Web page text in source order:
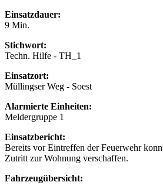
Einsatzdauer:
9 Min.
Stichwort:
Techn. Hilfe - TH_1
Einsatzort:
Müllingser Weg - Soest
Alarmierte Einheiten:
Meldergruppe 1
Einsatzbericht:
Bereits vor Eintreffen der Feuerwehr
Zutritt zur Wohnung verschaffen.
Fahrzeugübersicht: